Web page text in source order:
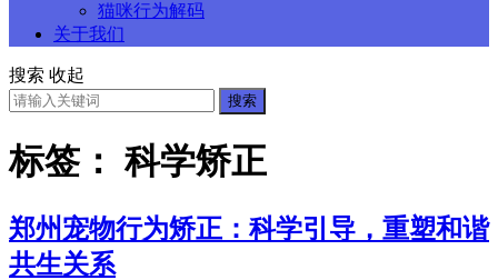
猫咪行为解码
关于我们
搜索 收起
搜索
标签： 科学矫正
郑州宠物行为矫正：科学引导，重塑和谐
共生关系